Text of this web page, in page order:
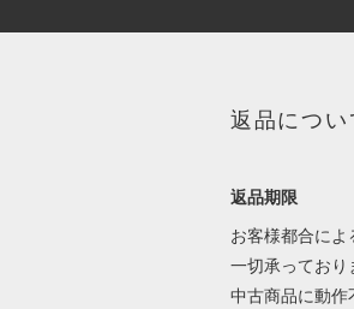
返品につい
返品期限
お客様都合によ
一切承っており
中古商品に動作